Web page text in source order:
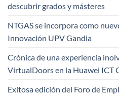
descubrir grados y másteres
NTGAS se incorpora como
Innovación UPV Gandia
Crónica de una experiencia
VirtualDoors en la Huawei ICT
Exitosa edición del Foro de